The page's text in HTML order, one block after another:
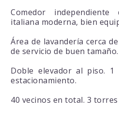
Comedor
italiana moderna, bien
Área de lavandería cerca
de servicio de buen tamaño.
Doble elevador al piso. 1
estacionamiento.
40 vecinos en total. 3